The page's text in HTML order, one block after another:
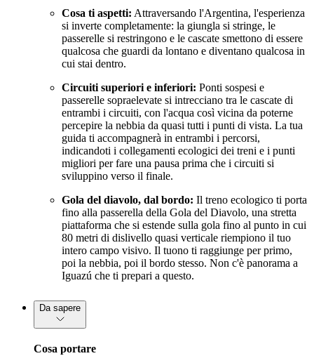
Cosa ti aspetti: Attraversando l'Argentina, l'esperienza
si inverte completamente: la giungla si stringe, le
passerelle si restringono e le cascate smettono di essere
qualcosa che guardi da lontano e diventano qualcosa in
cui stai dentro.
Circuiti superiori e inferiori: Ponti sospesi e
passerelle sopraelevate si intrecciano tra le cascate di
entrambi i circuiti, con l'acqua così vicina da poterne
percepire la nebbia da quasi tutti i punti di vista. La tua
guida ti accompagnerà in entrambi i percorsi,
indicandoti i collegamenti ecologici dei treni e i punti
migliori per fare una pausa prima che i circuiti si
sviluppino verso il finale.
Gola del diavolo, dal bordo: Il treno ecologico ti porta
fino alla passerella della Gola del Diavolo, una stretta
piattaforma che si estende sulla gola fino al punto in cui
80 metri di dislivello quasi verticale riempiono il tuo
intero campo visivo. Il tuono ti raggiunge per primo,
poi la nebbia, poi il bordo stesso. Non c'è panorama a
Iguazú che ti prepari a questo.
Da sapere
Cosa portare